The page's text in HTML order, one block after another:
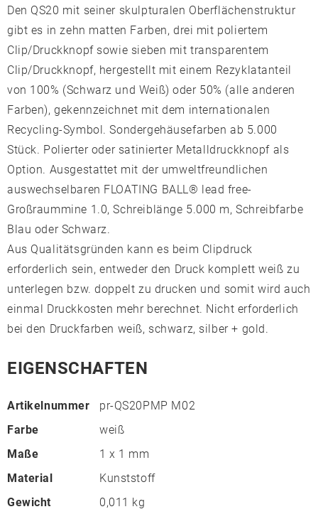
Den QS20 mit seiner skulpturalen Oberflächenstruktur
gibt es in zehn matten Farben, drei mit poliertem
Clip/Druckknopf sowie sieben mit transparentem
Clip/Druckknopf, hergestellt mit einem Rezyklatanteil
von 100% (Schwarz und Weiß) oder 50% (alle anderen
Farben), gekennzeichnet mit dem internationalen
Recycling-Symbol. Sondergehäusefarben ab 5.000
Stück. Polierter oder satinierter Metalldruckknopf als
Option. Ausgestattet mit der umweltfreundlichen
auswechselbaren FLOATING BALL® lead free-
Großraummine 1.0, Schreiblänge 5.000 m, Schreibfarbe
Blau oder Schwarz.
Aus Qualitätsgründen kann es beim Clipdruck
erforderlich sein, entweder den Druck komplett weiß zu
unterlegen bzw. doppelt zu drucken und somit wird auch
einmal Druckkosten mehr berechnet. Nicht erforderlich
bei den Druckfarben weiß, schwarz, silber + gold.
EIGENSCHAFTEN
Artikelnummer
pr-QS20PMP M02
Farbe
weiß
Maße
1 x 1 mm
Material
Kunststoff
Gewicht
0,011 kg